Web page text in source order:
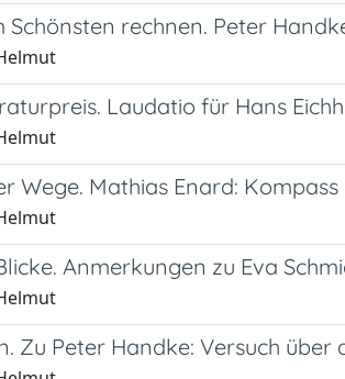
rechnen. Peter
Laudatio für Hans
Wege. Mathias Enard: Kompass
Anmerkungen zu Eva
Zu Peter Handke: Versuch über